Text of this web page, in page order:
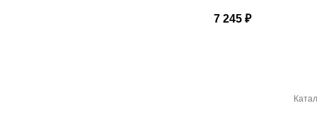
7 245₽